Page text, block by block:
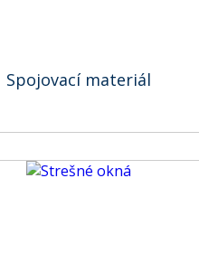
Spojovací materiál